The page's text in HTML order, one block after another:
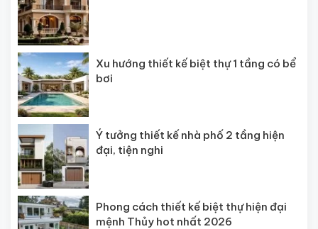
Xu hướng thiết kế biệt thự 1 tầng có bể
bơi
Ý tưởng thiết kế nhà phố 2 tầng hiện
đại, tiện nghi
Phong cách thiết kế biệt thự hiện đại
mệnh Thủy hot nhất 2026